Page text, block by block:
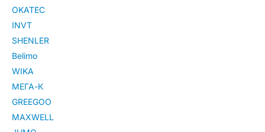
OKATEC
INVT
SHENLER
Belimo
WIKA
МЕГА-К
GREEGOO
MAXWELL